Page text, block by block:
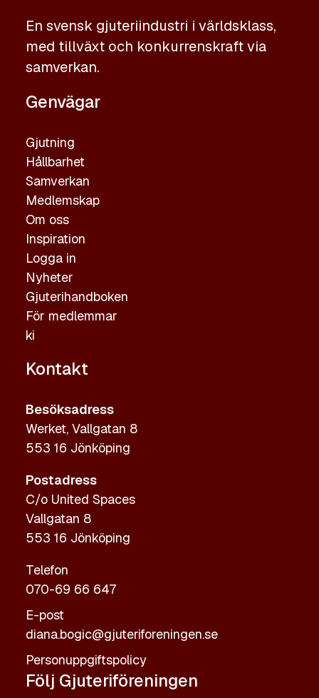
En svensk gjuteriindustri i världsklass,
med tillväxt och konkurrenskraft via
samverkan.
Genvägar
Gjutning
Hållbarhet
Samverkan
Medlemskap
Om oss
Inspiration
Logga in
Nyheter
Gjuterihandboken
För medlemmar
ki
Kontakt
Besöksadress
Werket, Vallgatan 8
553 16 Jönköping
Postadress
C/o United Spaces
Vallgatan 8
553 16 Jönköping
Telefon
070-69 66 647
E-post
diana.bogic@gjuteriforeningen.se
Personuppgiftspolicy
Följ Gjuteriföreningen